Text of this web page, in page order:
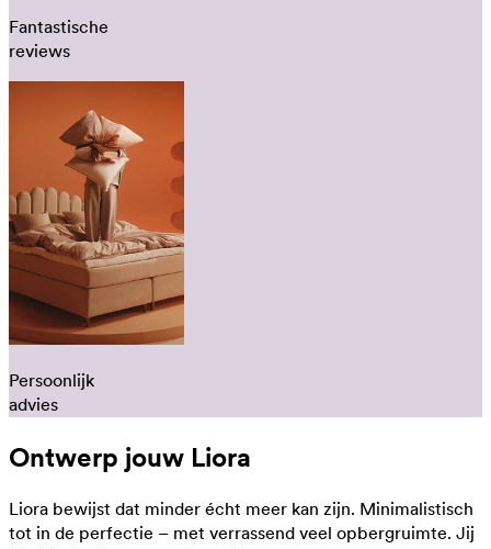
Fantastische
reviews
Persoonlijk
advies
Ontwerp jouw Liora
Liora bewijst dat minder écht meer kan zijn. Minimalistisch
tot in de perfectie – met verrassend veel opbergruimte. Jij